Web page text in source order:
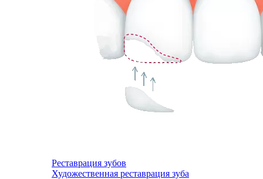
Реставрация зубов
Художественная реставрация зуба